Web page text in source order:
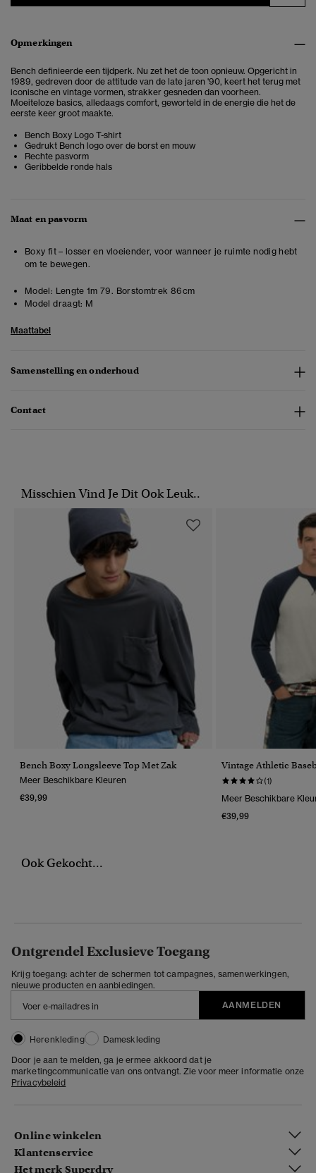
Opmerkingen
Bench definieerde een tijdperk. Nu zet het de toon opnieuw. Opgericht in
1989, gedreven door de attitude van de late jaren '90, keert het terug met
iconische en vintage vormen, strakker gesneden dan voorheen.
Moeiteloze basics, alledaags comfort, geworteld in de energie die het de
eerste keer groot maakte.
Bench Boxy Logo T-shirt
Gedrukt Bench logo over de borst en mouw
Rechte pasvorm
Geribbelde ronde hals
Maat en pasvorm
Boxy fit – losser en vloeiender, voor wanneer je ruimte nodig hebt
om te bewegen.
Model: Lengte 1m 79. Borstomtrek 86cm
Model draagt: M
Maattabel
Samenstelling en onderhoud
Contact
Misschien Vind Je Dit Ook Leuk..
Bench Boxy Longsleeve Top Met Zak
Meer Beschikbare Kleuren
€39,99
Vintage Athletic
(1)
Meer Beschikbare
€39,99
Ook Gekocht...
Ontgrendel Exclusieve Toegang
Krijg toegang: achter de schermen tot campagnes, samenwerkingen,
nieuwe producten en aanbiedingen.
AANMELDEN
Herenkleding
Dameskleding
Door je aan te melden, ga je ermee akkoord dat je
marketingcommunicatie van ons ontvangt. Zie voor meer informatie onze
Privacybeleid
Online winkelen
Klantenservice
Het merk Superdry